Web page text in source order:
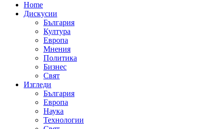
Home
Дискусии
България
Култура
Европа
Мнения
Политика
Бизнес
Свят
Изгледи
България
Европа
Наука
Технологии